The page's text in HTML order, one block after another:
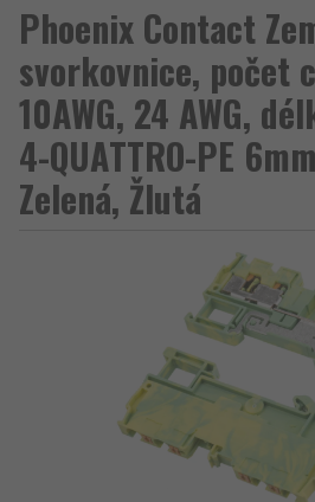
Phoenix Contact
svorkovnice, počet
10AWG, 24 AWG,
4-QUATTRO-PE
Zelená, Žlutá